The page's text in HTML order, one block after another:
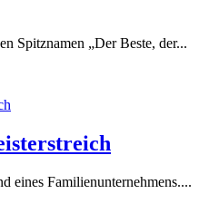
Spitznamen „Der Beste, der...
eines Familienunternehmens....